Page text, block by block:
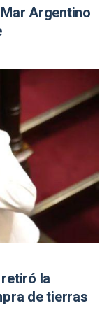
Argentino
la
de tierras